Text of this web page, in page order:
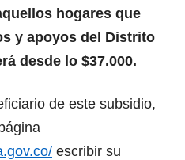
hogares que
y apoyos del Distrito
desde lo $37.000.
de este subsidio,
escribir su